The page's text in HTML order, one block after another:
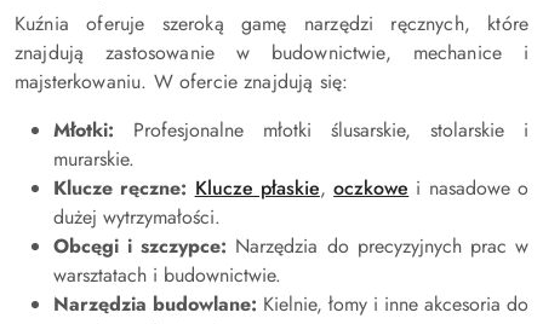
Kuźnia oferuje szeroką gamę narzędzi ręcznych, które
znajdują zastosowanie w budownictwie, mechanice i
majsterkowaniu. W ofercie znajdują się:
Młotki: Profesjonalne młotki ślusarskie, stolarskie i
murarskie.
Klucze ręczne: Klucze płaskie,oczkowe i nasadowe o
dużej wytrzymałości.
Obcęgi i szczypce: Narzędzia do precyzyjnych prac w
warsztatach i budownictwie.
Narzędzia budowlane: Kielnie, łomy i inne akcesoria do